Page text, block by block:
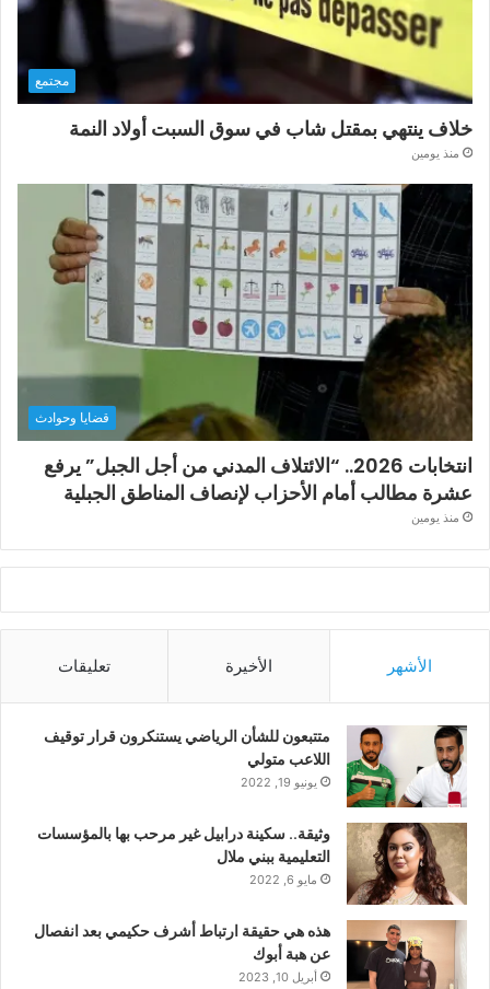
مجتمع
خلاف ينتهي بمقتل شاب في سوق السبت أولاد النمة
منذ يومين
قضايا وحوادث
انتخابات 2026.. “الائتلاف المدني من أجل الجبل” يرفع
عشرة مطالب أمام الأحزاب لإنصاف المناطق الجبلية
منذ يومين
الأشهر الأخيرة تعليقات
متتبعون للشأن الرياضي يستنكرون قرار توقيف
اللاعب متولي
يونيو 19, 2022
وثيقة.. سكينة درابيل غير مرحب بها بالمؤسسات
التعليمية ببني ملال
مايو 6, 2022
هذه هي حقيقة ارتباط أشرف حكيمي بعد انفصال
عن هبة أبوك
أبريل 10, 2023